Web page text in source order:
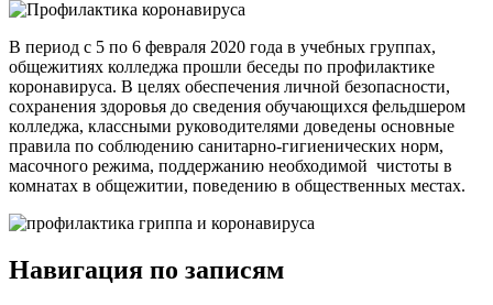
В период с 5 по 6 февраля 2020 года в учебных группах,
общежитиях колледжа прошли беседы по профилактике
коронавируса. В целях обеспечения личной безопасности,
сохранения здоровья до сведения обучающихся фельдшером
колледжа, классными руководителями доведены основные
правила по соблюдению санитарно-гигиенических норм,
масочного режима, поддержанию необходимой чистоты в
комнатах в общежитии, поведению в общественных местах.
Навигация по записям